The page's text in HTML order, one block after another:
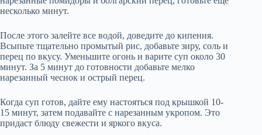
После этого залейте все водой, доведите до кипения.
Всыпьте тщательно промытый рис, добавьте зиру, соль и
перец по вкусу. Уменьшите огонь и варите суп около 30
минут. За 5 минут до готовности добавьте мелко
нарезанный чеснок и острый перец.
Когда суп готов, дайте ему настояться под крышкой 10-
15 минут, затем подавайте с нарезанным укропом. Это
придаст блюду свежести и яркого вкуса.